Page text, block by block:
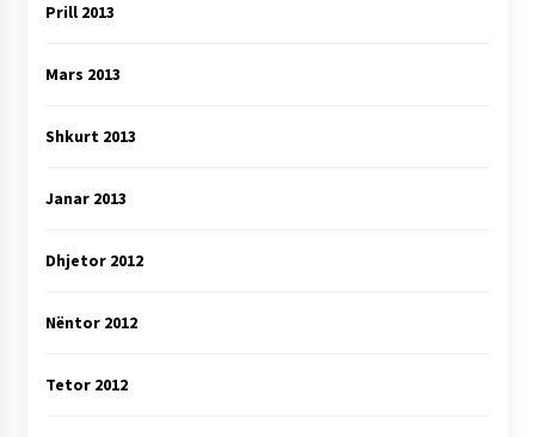
Prill 2013
Mars 2013
Shkurt 2013
Janar 2013
Dhjetor 2012
Nëntor 2012
Tetor 2012